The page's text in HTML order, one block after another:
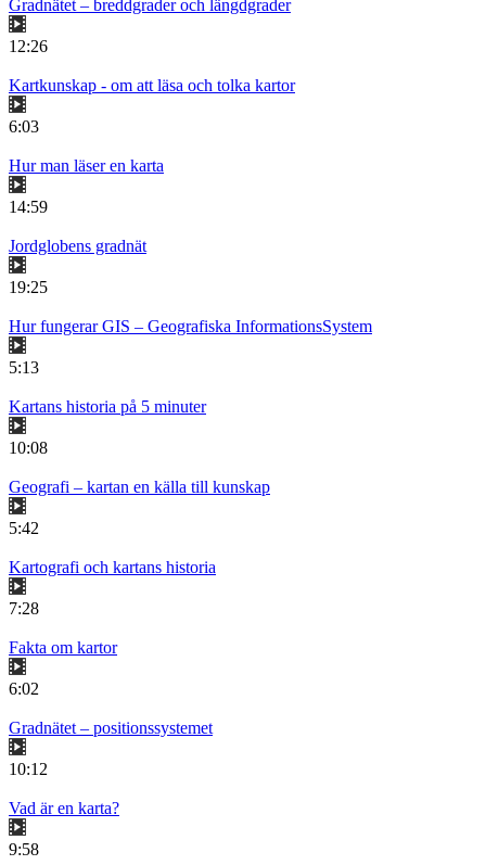
Gradnätet – breddgrader och längdgrader
12:26
Kartkunskap - om att läsa och tolka kartor
6:03
Hur man läser en karta
14:59
Jordglobens gradnät
19:25
Hur fungerar GIS – Geografiska InformationsSystem
5:13
Kartans historia på 5 minuter
10:08
Geografi – kartan en källa till kunskap
5:42
Kartografi och kartans historia
7:28
Fakta om kartor
6:02
Gradnätet – positionssystemet
10:12
Vad är en karta?
9:58